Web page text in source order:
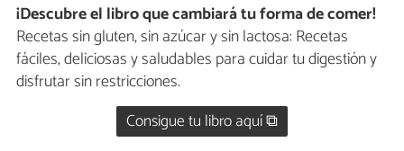
¡Descubre el libro que cambiará tu forma de comer!
Recetas sin gluten, sin azúcar y sin lactosa: Recetas
fáciles, deliciosas y saludables para cuidar tu digestión y
disfrutar sin restricciones.
Consigue tu libro aquí ⧉